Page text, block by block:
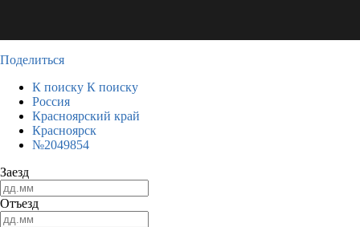
Поделиться
К поиску К поиску
Россия
Красноярский край
Красноярск
№2049854
Заезд
Отъезд